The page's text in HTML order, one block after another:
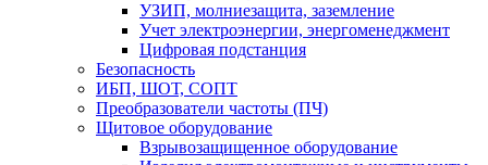
УЗИП, молниезащита, заземление
Учет электроэнергии, энергоменеджмент
Цифровая подстанция
Безопасность
ИБП, ШОТ, СОПТ
Преобразователи частоты (ПЧ)
Щитовое оборудование
Взрывозащищенное оборудование